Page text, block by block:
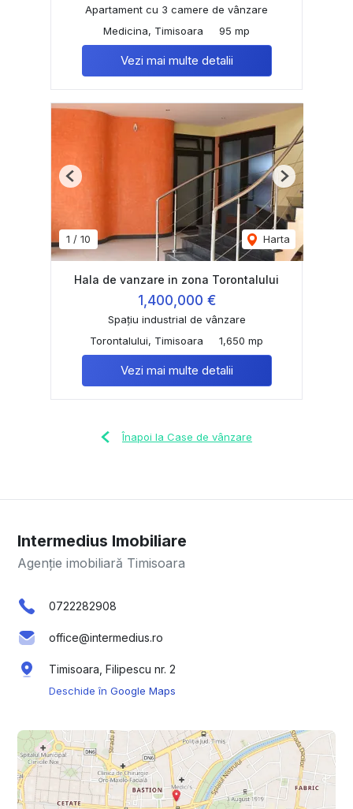
Apartament cu 3 camere de vânzare
Medicina, Timisoara
95 mp
Vezi mai multe detalii
1 / 10 Harta
Previous Next
Hala de vanzare in zona Torontalului
1,400,000 €
Spațiu industrial de vânzare
Torontalului, Timisoara
1,650 mp
Vezi mai multe detalii
Înapoi la Case de vânzare
Intermedius Imobiliare
Agenție imobiliară Timisoara
0722282908
office@intermedius.ro
Timisoara, Filipescu nr. 2
Deschide în Google Maps